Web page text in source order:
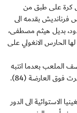
كرة على طبق من
فرنانديش بقدمه الى
الدود، بديل هيثم مصطفى،
الحارس الانغولي على
الملعب بعدما انتبه
فوق العارضة (84).
الاستوائية الى الدور